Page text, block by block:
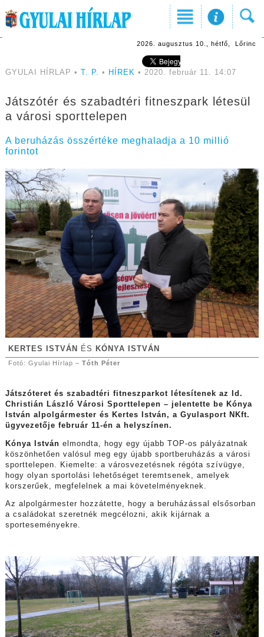
2026. augusztus 10., hétfő, Lőrinc
GYULAI HÍRLAP • T. P. • HÍREK • 2020. február 11. 14:07
Játszótér és szabadtéri fitneszpark létesül
a városi sporttelepen
A beruházás összértéke meghaladja a 10 millió
forintot
KERTES ISTVÁN ÉS KÓNYA ISTVÁN
Fotó: Gyulai Hírlap – Tóth Péter
Játszóteret és szabadtéri fitneszparkot létesítenek az Id.
Christián László Városi Sporttelepen – jelentette be Kónya
István alpolgármester és Kertes István, a Gyulasport NKft.
ügyvezetője február 11-én a helyszínen.
Kónya István elmondta, hogy egy újabb TOP-os pályázatnak
köszönhetően valósul meg egy újabb sportberuházás a városi
sporttelepen. Kiemelte: a városvezetésnek régóta szívügye,
hogy olyan sportolási lehetőséget teremtsenek, amelyek
korszerűek, megfelelnek a mai követelményeknek.
Az alpolgármester hozzátette, hogy a beruházással elsősorban
a családokat szeretnék megcélozni, akik kijárnak a
sporteseményekre.